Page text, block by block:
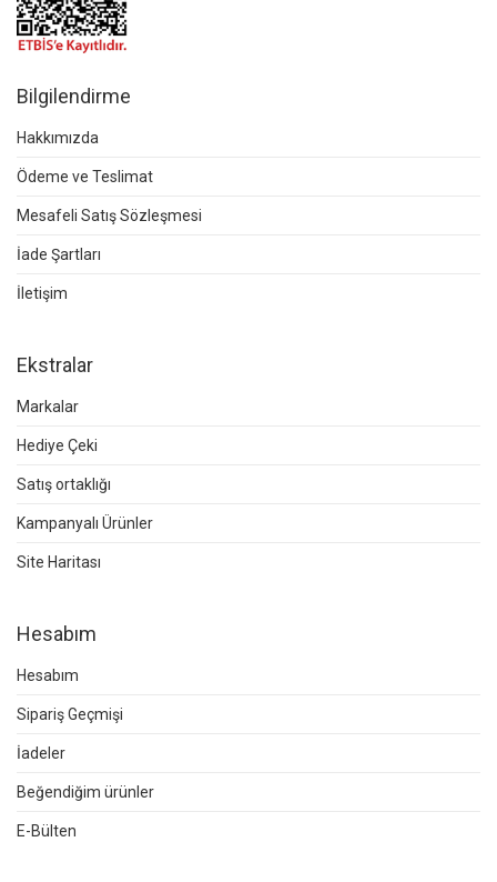
Bilgilendirme
Hakkımızda
Ödeme ve Teslimat
Mesafeli Satış Sözleşmesi
İade Şartları
İletişim
Ekstralar
Markalar
Hediye Çeki
Satış ortaklığı
Kampanyalı Ürünler
Site Haritası
Hesabım
Hesabım
Sipariş Geçmişi
İadeler
Beğendiğim ürünler
E-Bülten